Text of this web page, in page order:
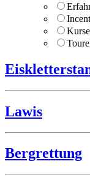
Kurse
Lawis
Bergrettung